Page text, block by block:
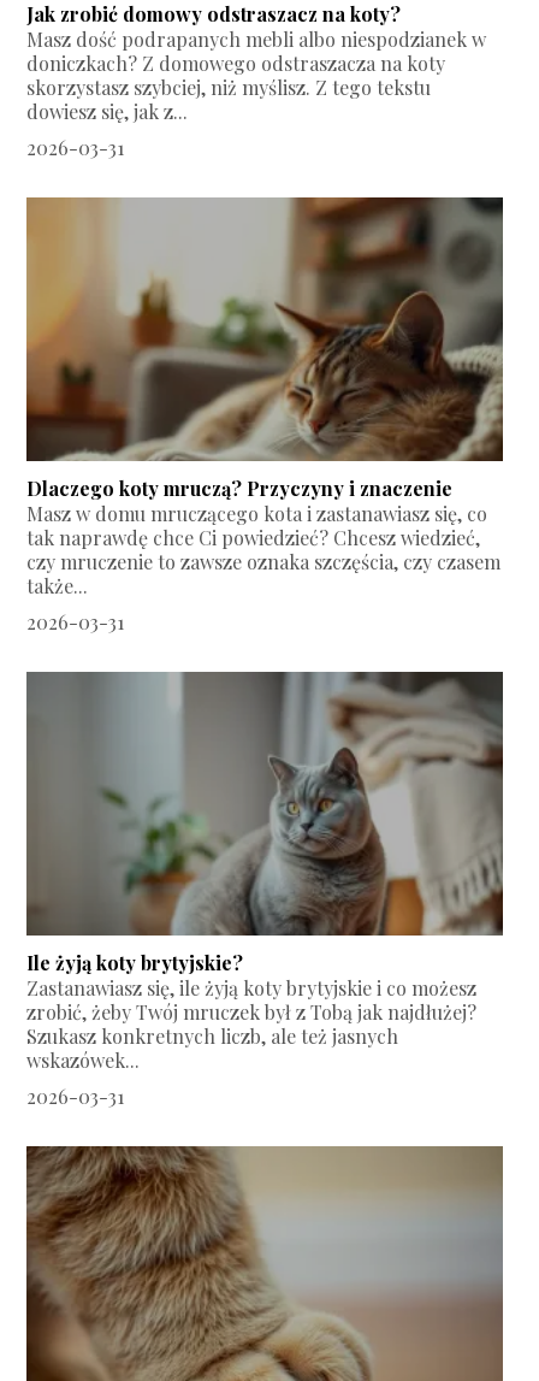
Jak zrobić domowy odstraszacz na koty?
Masz dość podrapanych mebli albo niespodzianek w
doniczkach? Z domowego odstraszacza na koty
skorzystasz szybciej, niż myślisz. Z tego tekstu
dowiesz się, jak z...
2026-03-31
Dlaczego koty mruczą? Przyczyny i znaczenie
Masz w domu mruczącego kota i zastanawiasz się, co
tak naprawdę chce Ci powiedzieć? Chcesz wiedzieć,
czy mruczenie to zawsze oznaka szczęścia, czy czasem
także...
2026-03-31
Ile żyją koty brytyjskie?
Zastanawiasz się, ile żyją koty brytyjskie i co możesz
zrobić, żeby Twój mruczek był z Tobą jak najdłużej?
Szukasz konkretnych liczb, ale też jasnych
wskazówek...
2026-03-31